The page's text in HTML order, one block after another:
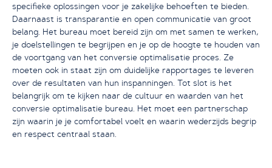
specifieke oplossingen voor je zakelijke behoeften te bieden.
Daarnaast is transparantie en open communicatie van groot
belang. Het bureau moet bereid zijn om met samen te werken,
je doelstellingen te begrijpen en je op de hoogte te houden van
de voortgang van het conversie optimalisatie proces. Ze
moeten ook in staat zijn om duidelijke rapportages te leveren
over de resultaten van hun inspanningen. Tot slot is het
belangrijk om te kijken naar de cultuur en waarden van het
conversie optimalisatie bureau. Het moet een partnerschap
zijn waarin je je comfortabel voelt en waarin wederzijds begrip
en respect centraal staan.